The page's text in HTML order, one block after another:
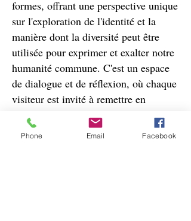
formes, offrant une perspective unique
sur l'exploration de l'identité et la
manière dont la diversité peut être
utilisée pour exprimer et exalter notre
humanité commune. C'est un espace
de dialogue et de réflexion, où chaque
visiteur est invité à remettre en
question ses propres perceptions, à
déconstruire les préjugés et à
Phone Email Facebook